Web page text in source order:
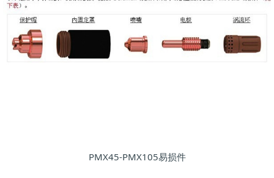
PMX45-PMX105易损件